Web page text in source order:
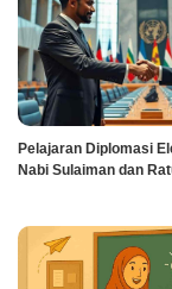
Pelajaran Diplomasi
Nabi Sulaiman dan